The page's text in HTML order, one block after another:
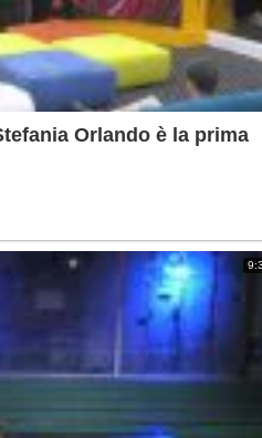
Orlando è la prima